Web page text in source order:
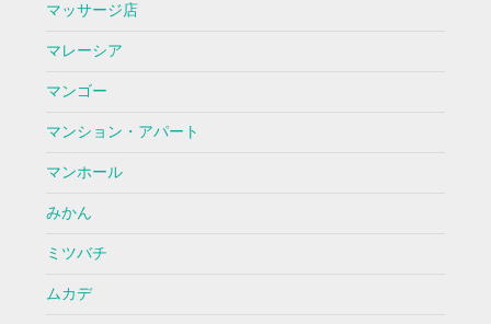
マッサージ店
マレーシア
マンゴー
マンション・アパート
マンホール
みかん
ミツバチ
ムカデ